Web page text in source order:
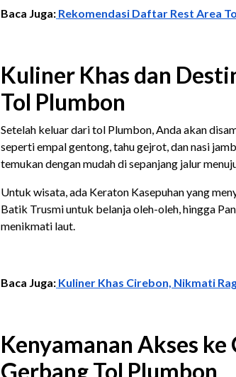
Baca Juga: Rekomendasi Daftar Rest Area
Kuliner Khas dan
Tol Plumbon
Setelah keluar dari tol Plumbon, Anda akan
seperti empal gentong, tahu gejrot, dan nasi
temukan dengan mudah di sepanjang jalur
Untuk wisata, ada Keraton Kasepuhan yang
Batik Trusmi untuk belanja oleh-oleh, hingga
menikmati laut.
Baca Juga: Kuliner Khas Cirebon, Nikmati
Kenyamanan Akses
Gerbang Tol Plumbon